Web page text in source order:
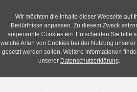
Wir möchten die Inhalte dieser Webseite auf
Bedürfnisse anpassen. Zu diesem Zweck
sogenannte Cookies ein. Entscheiden Sie bitte
welche Arten von Cookies bei der Nutzung unserer
gesetzt werden sollen. Weitere Informationen
unserer Datenschutzerklärung.